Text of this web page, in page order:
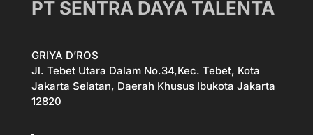
PT SENTRA DAYA TALENTA
GRIYA D’ROS
Jl. Tebet Utara Dalam No.34,Kec. Tebet, Kota
Jakarta Selatan, Daerah Khusus Ibukota Jakarta
12820